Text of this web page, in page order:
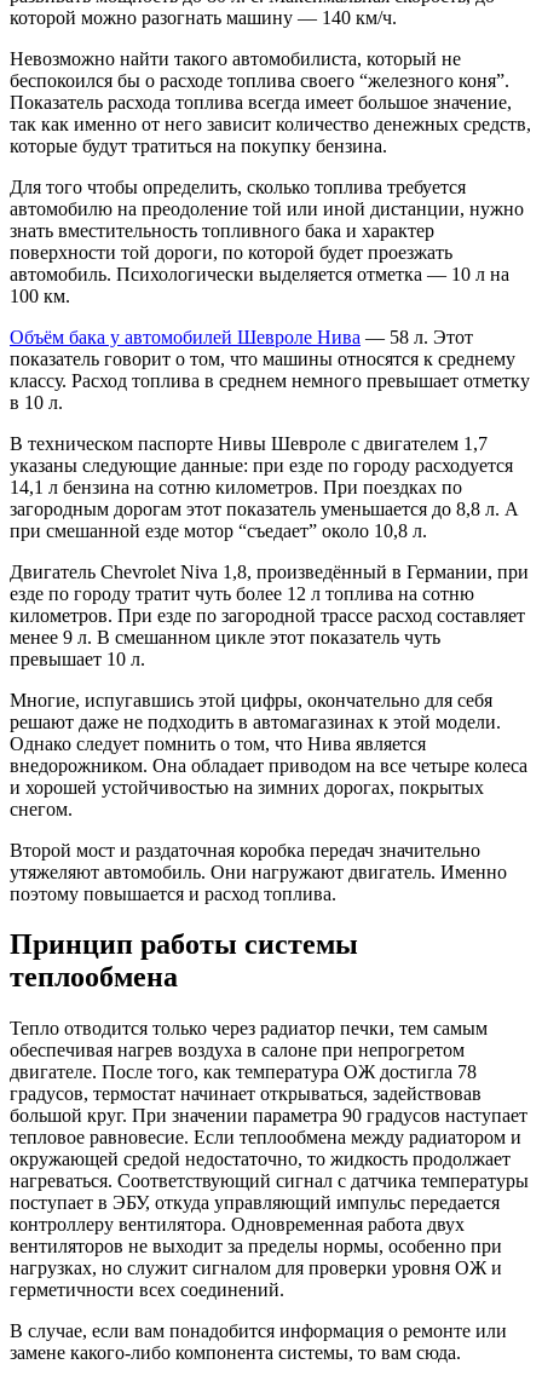
которой можно разогнать машину — 140 км/ч.
Невозможно найти такого автомобилиста, который не
беспокоился бы о расходе топлива своего “железного коня”.
Показатель расхода топлива всегда имеет большое значение,
так как именно от него зависит количество денежных средств,
которые будут тратиться на покупку бензина.
Для того чтобы определить, сколько топлива требуется
автомобилю на преодоление той или иной дистанции, нужно
знать вместительность топливного бака и характер
поверхности той дороги, по которой будет проезжать
автомобиль. Психологически выделяется отметка — 10 л на
100 км.
Объём бака у автомобилей Шевроле Нива — 58 л. Этот
показатель говорит о том, что машины относятся к среднему
классу. Расход топлива в среднем немного превышает отметку
в 10 л.
В техническом паспорте Нивы Шевроле с двигателем 1,7
указаны следующие данные: при езде по городу расходуется
14,1 л бензина на сотню километров. При поездках по
загородным дорогам этот показатель уменьшается до 8,8 л. А
при смешанной езде мотор “съедает” около 10,8 л.
Двигатель Chevrolet Niva 1,8, произведённый в Германии, при
езде по городу тратит чуть более 12 л топлива на сотню
километров. При езде по загородной трассе расход составляет
менее 9 л. В смешанном цикле этот показатель чуть
превышает 10 л.
Многие, испугавшись этой цифры, окончательно для себя
решают даже не подходить в автомагазинах к этой модели.
Однако следует помнить о том, что Нива является
внедорожником. Она обладает приводом на все четыре колеса
и хорошей устойчивостью на зимних дорогах, покрытых
снегом.
Второй мост и раздаточная коробка передач значительно
утяжеляют автомобиль. Они нагружают двигатель. Именно
поэтому повышается и расход топлива.
Принцип работы системы
теплообмена
Тепло отводится только через радиатор печки, тем самым
обеспечивая нагрев воздуха в салоне при непрогретом
двигателе. После того, как температура ОЖ достигла 78
градусов, термостат начинает открываться, задействовав
большой круг. При значении параметра 90 градусов наступает
тепловое равновесие. Если теплообмена между радиатором и
окружающей средой недостаточно, то жидкость продолжает
нагреваться. Соответствующий сигнал с датчика температуры
поступает в ЭБУ, откуда управляющий импульс передается
контроллеру вентилятора. Одновременная работа двух
вентиляторов не выходит за пределы нормы, особенно при
нагрузках, но служит сигналом для проверки уровня ОЖ и
герметичности всех соединений.
В случае, если вам понадобится информация о ремонте или
замене какого-либо компонента системы, то вам сюда.